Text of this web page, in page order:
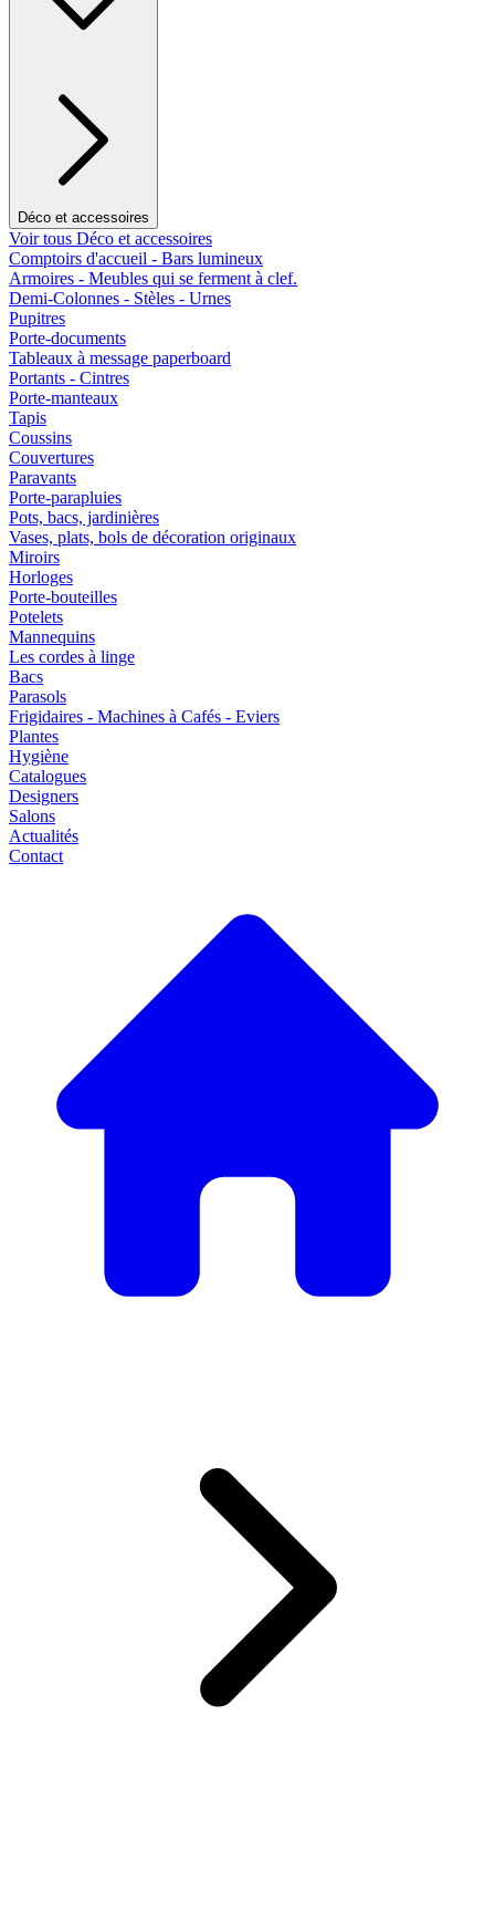
Déco et accessoires
Voir tous Déco et accessoires
Comptoirs d'accueil - Bars lumineux
Armoires - Meubles qui se ferment à clef.
Demi-Colonnes - Stèles - Urnes
Pupitres
Porte-documents
Tableaux à message paperboard
Portants - Cintres
Porte-manteaux
Tapis
Coussins
Couvertures
Paravants
Porte-parapluies
Pots, bacs, jardinières
Vases, plats, bols de décoration originaux
Miroirs
Horloges
Porte-bouteilles
Potelets
Mannequins
Les cordes à linge
Bacs
Parasols
Frigidaires - Machines à Cafés - Eviers
Plantes
Hygiène
Catalogues
Designers
Salons
Actualités
Contact